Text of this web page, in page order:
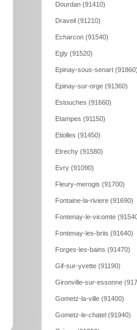
Dourdan (91410)
Draveil (91210)
Echarcon (91540)
Egly (91520)
Epinay-sous-senart (91860)
Epinay-sur-orge (91360)
Estouches (91660)
Etampes (91150)
Etiolles (91450)
Etrechy (91580)
Evry (91090)
Fleury-merogis (91700)
Fontaine-la-riviere (91690)
Fontenay-le-vicomte
Fontenay-les-briis (91640)
Forges-les-bains (91470)
Gif-sur-yvette (91190)
Gironville-sur-essonne
Gometz-la-ville (91400)
Gometz-le-chatel (91940)